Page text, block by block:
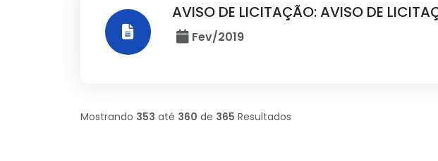
AVISO DE LICITAÇÃO: AVISO DE
Fev/2019
Mostrando 353 até 360 de 365 Resultados